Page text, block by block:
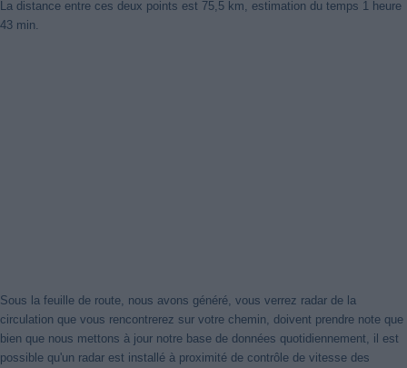
La distance entre ces deux points est 75,5 km, estimation du temps 1 heure
43 min.
Sous la feuille de route, nous avons généré, vous verrez radar de la
circulation que vous rencontrerez sur votre chemin, doivent prendre note que
bien que nous mettons à jour notre base de données quotidiennement, il est
possible qu'un radar est installé à proximité de contrôle de vitesse des